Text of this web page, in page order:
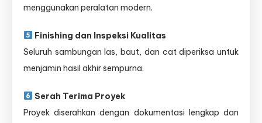
menggunakan peralatan modern.
Finishing dan Inspeksi Kualitas
Seluruh sambungan las, baut, dan cat diperiksa untuk
menjamin hasil akhir sempurna.
Serah Terima Proyek
Proyek diserahkan dengan dokumentasi lengkap dan